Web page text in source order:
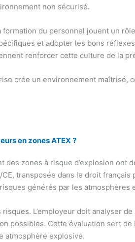
non sécurisé.
du personnel jouent un
et adopter les bons
renforcer cette culture de la
crée un environnement
en zones ATEX ?
des zones à risque d’explosion ont
transposée dans le droit
générés par les atmosphères
L’employeur doit analyser
possibles. Cette évaluation sert
atmosphère explosive.